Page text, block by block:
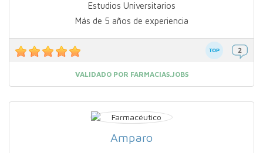
Estudios Universitarios
Más de 5 años de experiencia
VALIDADO POR FARMACIAS.JOBS
Amparo